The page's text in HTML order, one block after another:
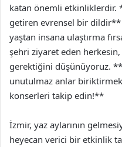
katan önemli etkinliklerdir.
getiren evrensel bir
yaştan insana ulaştırma
şehri ziyaret eden
gerektiğini düşünüyoruz.
unutulmaz anlar
konserleri takip edin!**
İzmir, yaz aylarının
heyecan verici bir etkinlik